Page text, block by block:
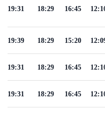
16:45
18:29
19:31
15:20
18:29
19:39
16:45
18:29
19:31
16:45
18:29
19:31